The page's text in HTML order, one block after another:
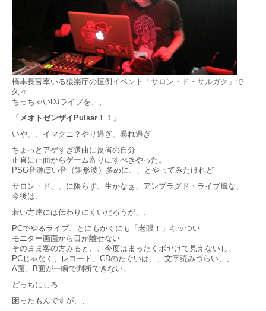
橋本長官率いる猿楽庁の恒例イベント「サロン・ド・サルガク」で
久々
ちっちゃいDJライブを、、
「 メオトゼンザイPulsar！！ 」
いや、、イマクニ？やり過ぎ、暴れ過ぎ
ちょっとアゲすぎ選曲に反省の自分
正直に正面からゲーム寄りにすべきやった。
PSG音源ぽい音（矩形波）多めに、、とやってみたけれど
サロン・ド、、に限らず、生かなぁ、アンプラグド・ライブ風な、
今後は、
若い方達には伝わりにくいだろうが、、
PCでやるライブ、とにもかくにも「老眼！」キッつい
モニター画面から目が離せない
そのまま客の方みると、、今度はまったくボヤけて見えないし。
PCじゃなく、レコード、CDのたぐいは、、文字読みづらい、、
A面、B面が一瞬で判断できない。
どっちにしろ
困ったもんですが、、